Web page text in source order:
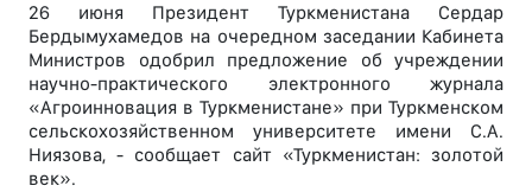
26 июня Президент Туркменистана Сердар
Бердымухамедов на очередном заседании Кабинета
Министров одобрил предложение об учреждении
научно-практического электронного журнала
«Агроинновация в Туркменистане» при Туркменском
сельскохозяйственном университете имени С.А.
Ниязова, - сообщает сайт «Туркменистан: золотой
век».